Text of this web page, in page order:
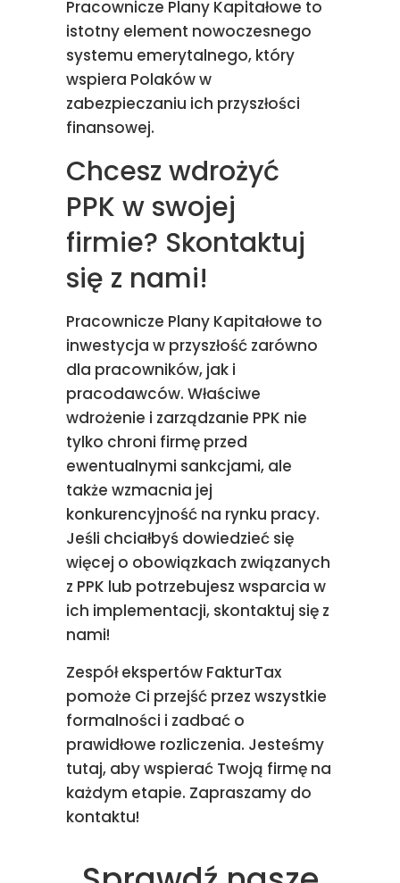
Pracownicze Plany Kapitałowe to
istotny element nowoczesnego
systemu emerytalnego, który
wspiera Polaków w
zabezpieczaniu ich przyszłości
finansowej.
Chcesz wdrożyć
PPK w swojej
firmie? Skontaktuj
się z nami!
Pracownicze Plany Kapitałowe to
inwestycja w przyszłość zarówno
dla pracowników, jak i
pracodawców. Właściwe
wdrożenie i zarządzanie PPK nie
tylko chroni firmę przed
ewentualnymi sankcjami, ale
także wzmacnia jej
konkurencyjność na rynku pracy.
Jeśli chciałbyś dowiedzieć się
więcej o obowiązkach związanych
z PPK lub potrzebujesz wsparcia w
ich implementacji, skontaktuj się z
nami!
Zespół ekspertów FakturTax
pomoże Ci przejść przez wszystkie
formalności i zadbać o
prawidłowe rozliczenia. Jesteśmy
tutaj, aby wspierać Twoją firmę na
każdym etapie. Zapraszamy do
kontaktu!